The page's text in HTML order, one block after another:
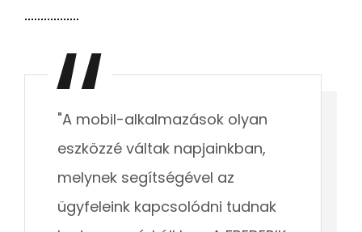
"A mobil-alkalmazások olyan
eszközzé váltak napjainkban,
melynek segítségével az
ügyfeleink kapcsolódni tudnak